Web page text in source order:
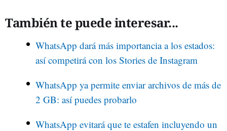
También te puede interesar...
WhatsApp dará más importancia a los estados:
así competirá con los Stories de Instagram
WhatsApp ya permite enviar archivos de más de
2 GB: así puedes probarlo
WhatsApp evitará que te estafen incluyendo un